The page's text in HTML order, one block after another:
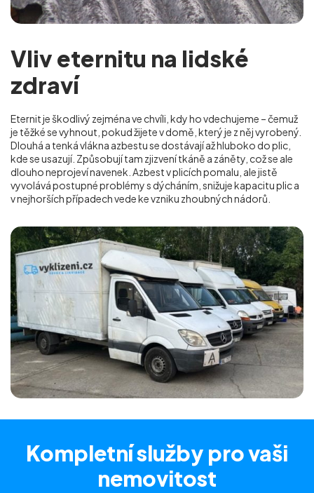
Vliv eternitu na lidské
zdraví
Eternit je škodlivý zejména ve chvíli, kdy ho vdechujeme – čemuž
je těžké se vyhnout, pokud žijete v domě, který je z něj vyrobený.
Dlouhá a tenká vlákna azbestu se dostávají až hluboko do plic,
kde se usazují. Způsobují tam zjizvení tkáně a záněty, což se ale
dlouho neprojeví navenek. Azbest v plicích pomalu, ale jistě
vyvolává postupné problémy s dýcháním, snižuje kapacitu plic a
v nejhorších případech vede ke vzniku zhoubných nádorů.
Kompletní služby pro vaši
nemovitost